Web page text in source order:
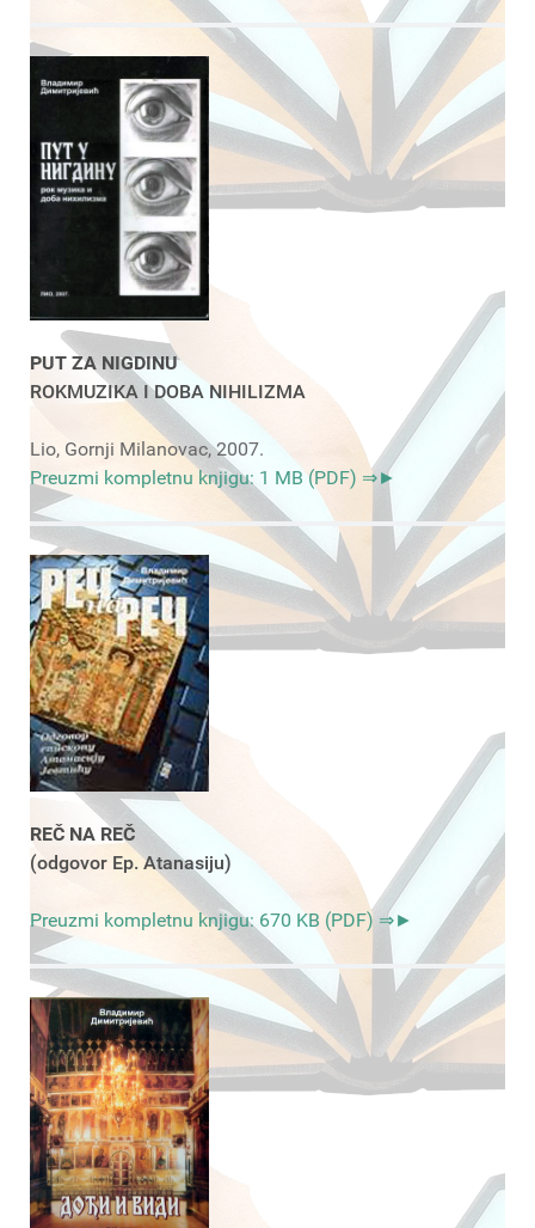
PUT ZA NIGDINU
ROKMUZIKA I DOBA NIHILIZMA
Lio, Gornji Milanovac, 2007.
Preuzmi kompletnu knjigu: 1 MB (PDF) ⇒►
REČ NA REČ
(odgovor Ep. Atanasiju)
Preuzmi kompletnu knjigu: 670 KB (PDF) ⇒►